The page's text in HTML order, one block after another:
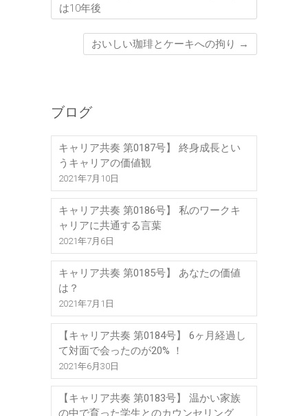
は10年後
おいしい珈琲とケーキへの拘り →
ブログ
キャリア共奏 第0187号】 終身成長とい
うキャリアの価値観
2021年7月10日
キャリア共奏 第0186号】 私のワークキ
ャリアに共通する言葉
2021年7月6日
キャリア共奏 第0185号】 あなたの価値
は？
2021年7月1日
【キャリア共奏 第0184号】 6ヶ月経過し
て対面で会ったのが20% ！
2021年6月30日
【キャリア共奏 第0183号】 温かい家族
の中で育った学生とのカウンセリング